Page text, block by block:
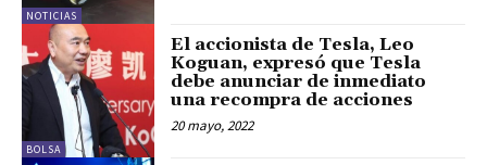
NOTICIAS
BOLSA
El accionista de Tesla, Leo
Koguan, expresó que Tesla
debe anunciar de inmediato
una recompra de acciones
20 mayo, 2022